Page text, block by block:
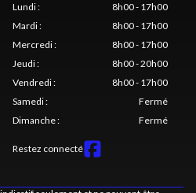
Lundi:
8h00 - 17h00
Mardi:
8h00 - 17h00
Mercredi:
8h00 - 17h00
Jeudi:
8h00 - 20h00
Vendredi:
8h00 - 17h00
Samedi:
Fermé
Dimanche: Fermé
Restez connecté